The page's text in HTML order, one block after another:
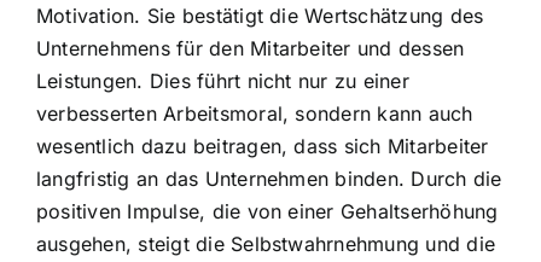
Motivation. Sie bestätigt die Wertschätzung des
Unternehmens für den Mitarbeiter und dessen
Leistungen. Dies führt nicht nur zu einer
verbesserten Arbeitsmoral, sondern kann auch
wesentlich dazu beitragen, dass sich Mitarbeiter
langfristig an das Unternehmen binden. Durch die
positiven Impulse, die von einer Gehaltserhöhung
ausgehen, steigt die Selbstwahrnehmung und die